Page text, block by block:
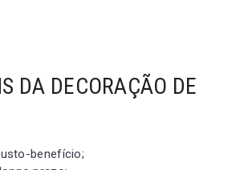
DA DECORAÇÃO DE
benefício;